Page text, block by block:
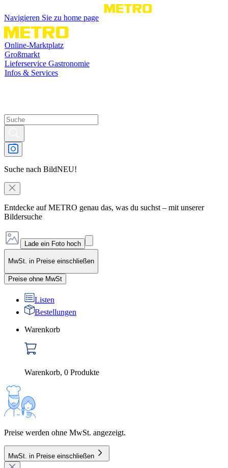
Navigieren Sie zu home page
Online-Marktplatz
Großmarkt
Lieferservice Gastronomie
Infos & Services
Suche nach BildNEU!
Entdecke auf METRO genau das, was du suchst – mit unserer
Bildersuche
Lade ein Foto hoch
MwSt. in Preise einschließen
Preise ohne MwSt
Listen
Bestellungen
Warenkorb
Warenkorb, 0 Produkte
Preise werden ohne MwSt. angezeigt.
MwSt. in Preise einschließen